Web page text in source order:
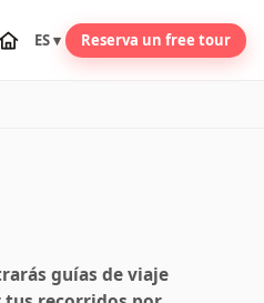
ES ▾ Reserva un free tour
guías de viaje